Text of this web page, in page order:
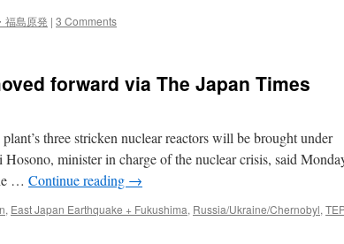
福島原発 | 3 Comments
forward via The Japan Times
three stricken nuclear reactors will be brought under
minister in charge of the nuclear crisis, said
… Continue reading →
, East Japan Earthquake + Fukushima, Russia/Ukraine/Chernobyl,